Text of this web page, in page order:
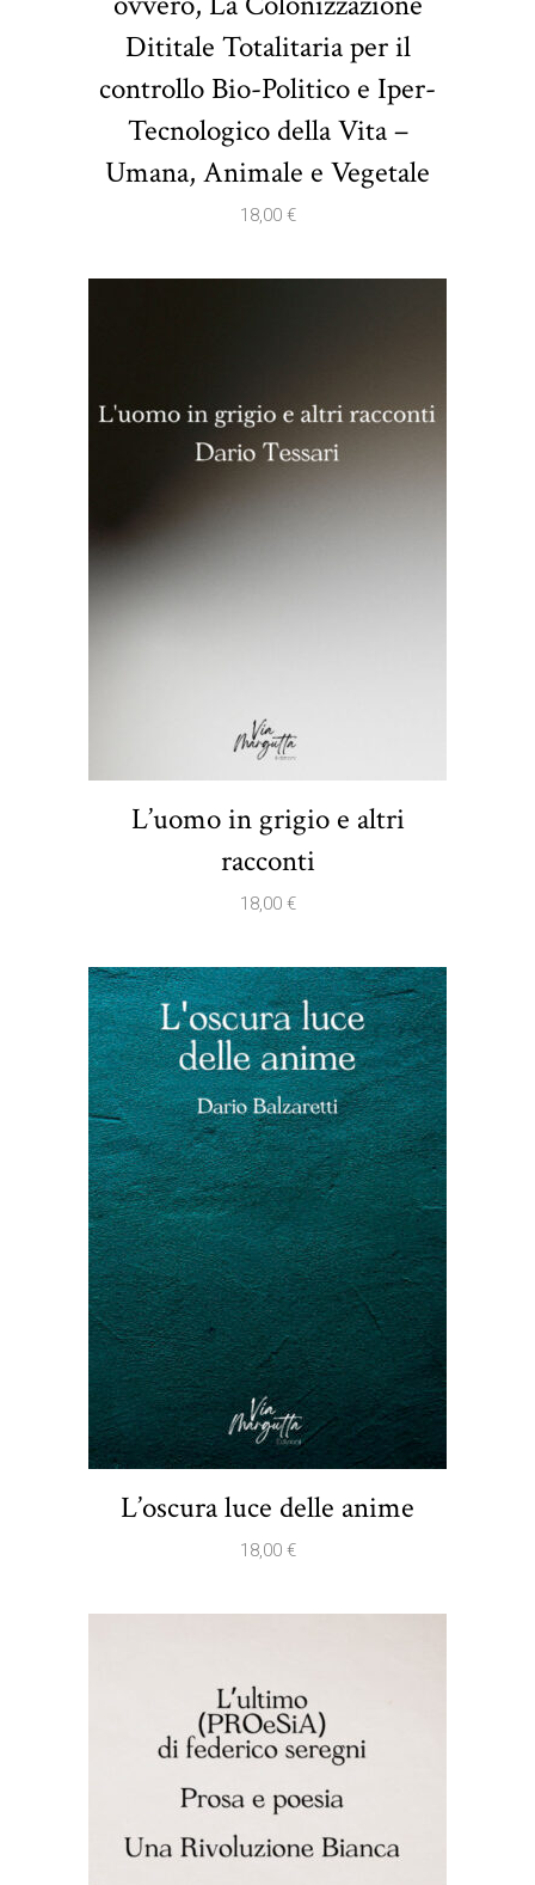
Dititale Totalitaria per il
controllo Bio-Politico e Iper-
Tecnologico della Vita –
Umana, Animale e Vegetale
18,00 €
L’uomo in grigio e altri
racconti
18,00 €
L’oscura luce delle anime
18,00 €